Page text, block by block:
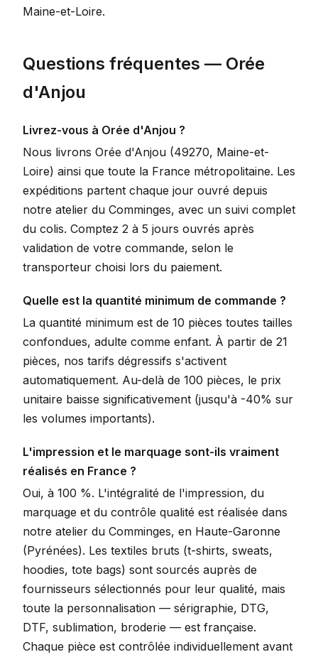
Maine-et-Loire.
Questions fréquentes — Orée
d'Anjou
Livrez-vous à Orée d'Anjou ?
Nous livrons Orée d'Anjou (49270, Maine-et-
Loire) ainsi que toute la France métropolitaine. Les
expéditions partent chaque jour ouvré depuis
notre atelier du Comminges, avec un suivi complet
du colis. Comptez 2 à 5 jours ouvrés après
validation de votre commande, selon le
transporteur choisi lors du paiement.
Quelle est la quantité minimum de commande ?
La quantité minimum est de 10 pièces toutes tailles
confondues, adulte comme enfant. À partir de 21
pièces, nos tarifs dégressifs s'activent
automatiquement. Au-delà de 100 pièces, le prix
unitaire baisse significativement (jusqu'à -40% sur
les volumes importants).
L'impression et le marquage sont-ils vraiment
réalisés en France ?
Oui, à 100 %. L'intégralité de l'impression, du
marquage et du contrôle qualité est réalisée dans
notre atelier du Comminges, en Haute-Garonne
(Pyrénées). Les textiles bruts (t-shirts, sweats,
hoodies, tote bags) sont sourcés auprès de
fournisseurs sélectionnés pour leur qualité, mais
toute la personnalisation — sérigraphie, DTG,
DTF, sublimation, broderie — est française.
Chaque pièce est contrôlée individuellement avant